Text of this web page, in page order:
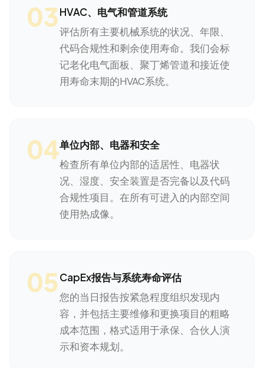
03HVAC、电气和管道系统
评估所有主要机械系统的状况、年限、
代码合规性和剩余使用寿命。我们会标
记老化电气面板、聚丁烯管道和接近使
用寿命末期的HVAC系统。
04单位内部、电器和安全
检查所有单位内部的适居性、电器状
况、湿度、安全装置是否完备以及代码
合规性项目。在所有可进入的内部空间
使用热成像。
05CapEx报告与系统寿命评估
您的当日报告按紧急程度组织发现内
容，并包括主要维修和更换项目的粗略
成本范围，格式适用于承保、合伙人演
示和资本规划。